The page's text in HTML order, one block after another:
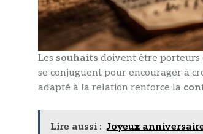
Les souhaits doivent être porteurs
se conjuguent pour encourager à
adapté à la relation renforce la
Lire aussi : Joyeux